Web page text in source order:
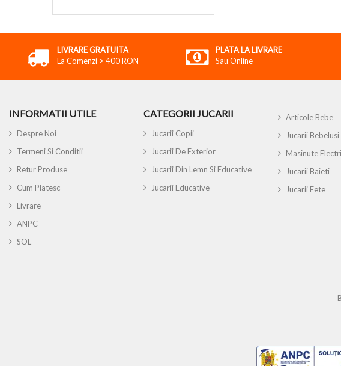
LIVRARE GRATUITA
La Comenzi > 400 RON
PLATA LA LIVRARE
Sau Online
INFORMATII UTILE
Despre Noi
Termeni Si Conditii
Retur Produse
Cum Platesc
Livrare
ANPC
SOL
CATEGORII JUCARII
Jucarii Copii
Jucarii De Exterior
Jucarii Din Lemn Si Educative
Jucarii Educative
Articole Bebe
Jucarii Bebelusi
Masinute
Jucarii Baieti
Jucarii Fete